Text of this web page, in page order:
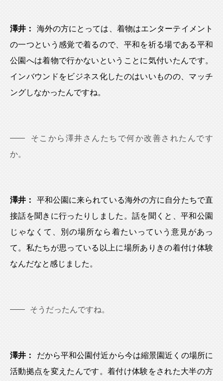
澤井：
海外の方にとっては、着物はエンターテイメント
の一つという感覚で着るので、平和を祈る場である平和
公園へは着物で行かないということに気付いたんです。
インバウンドをビジネス化したのはいいものの、マッチ
ングしなかったんですね。
そこから澤井さんたちで何か改善されたんです
か。
澤井：
平和公園に来られている海外の方に自分たちで直
接話を聞きに行ったりしました。話を聞くと、平和公園
じゃなくて、別の場所なら着たいっていう意見があっ
て。私たちが思っている以上に場所ありきの着付け体験
なんだなと感じました。
そうだったんですね。
澤井：
だから平和公園付近から今は縮景園近くの場所に
活動拠点を変えたんです。着付け体験をされた大半の方